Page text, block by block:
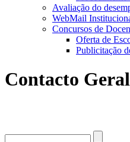
Avaliação do
WebMail
Concursos de
Oferta de
Publicitação
Contacto
Procurar